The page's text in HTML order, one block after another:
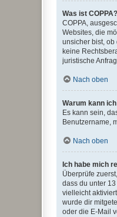
Was ist COPPA?
COPPA,
Websites, die
unsicher bist, ob
keine
juristische
Nach oben
Warum kann
Es kann sein,
Benutzername,
Nach oben
Ich habe mich
Überprüfe
dass du unter
vielleicht
wurde dir
oder die E-Mail